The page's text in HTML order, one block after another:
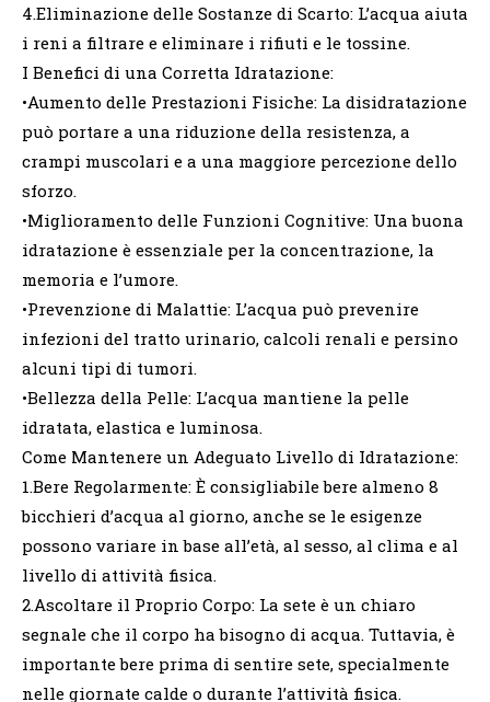
4.Eliminazione delle Sostanze di Scarto: L’acqua aiuta
i reni a filtrare e eliminare i rifiuti e le tossine.
I Benefici di una Corretta Idratazione:
•Aumento delle Prestazioni Fisiche: La disidratazione
può portare a una riduzione della resistenza, a
crampi muscolari e a una maggiore percezione dello
sforzo.
•Miglioramento delle Funzioni Cognitive: Una buona
idratazione è essenziale per la concentrazione, la
memoria e l’umore.
•Prevenzione di Malattie: L’acqua può prevenire
infezioni del tratto urinario, calcoli renali e persino
alcuni tipi di tumori.
•Bellezza della Pelle: L’acqua mantiene la pelle
idratata, elastica e luminosa.
Come Mantenere un Adeguato Livello di Idratazione:
1.Bere Regolarmente: È consigliabile bere almeno 8
bicchieri d’acqua al giorno, anche se le esigenze
possono variare in base all’età, al sesso, al clima e al
livello di attività fisica.
2.Ascoltare il Proprio Corpo: La sete è un chiaro
segnale che il corpo ha bisogno di acqua. Tuttavia, è
importante bere prima di sentire sete, specialmente
nelle giornate calde o durante l’attività fisica.